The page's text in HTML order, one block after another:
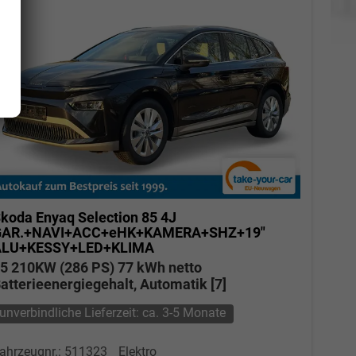
Enyaq Selection 85 4J
210KW (286 PS) 77 kWh netto
Automatik [7]
unverbindliche Lieferzeit: ca. 3-5 Monate
511323
Elektro
Elvedin Calakovic
Verkauf
Tel. 04181/2176-27
calakovic@take-your-car.de